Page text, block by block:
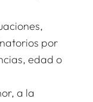
por
edad o
a la